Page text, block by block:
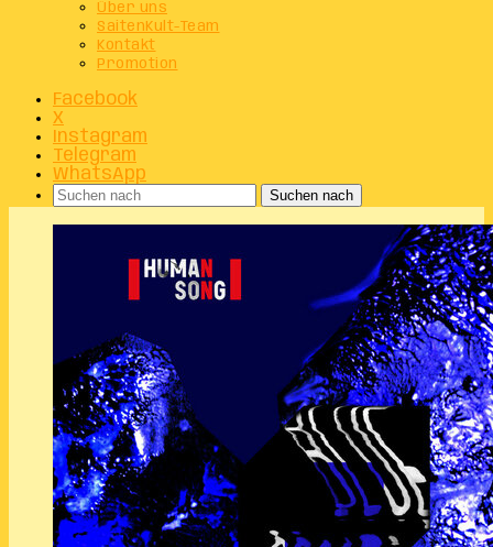
Über uns
SaitenKult-Team
Kontakt
Promotion
Facebook
X
Instagram
Telegram
WhatsApp
Suchen nach